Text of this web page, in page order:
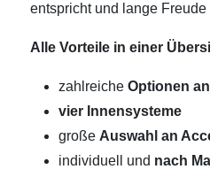
entspricht und lange Freude
Alle Vorteile in einer
zahlreiche Optionen
vier Innensysteme
große Auswahl an
individuell und nach